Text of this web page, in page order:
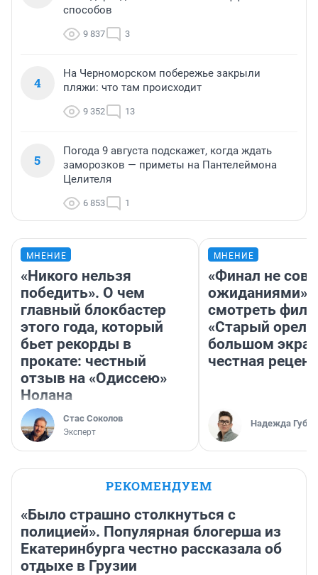
способов
9 837 3
4
На Черноморском побережье закрыли
пляжи: что там происходит
9 352 13
5
Погода 9 августа подскажет, когда ждать
заморозков — приметы на Пантелеймона
Целителя
6 853 1
МНЕНИЕ
«Никого нельзя
победить». О чем
главный блокбастер
этого года, который
бьет рекорды в
прокате: честный
отзыв на «Одиссею»
Нолана
Стас Соколов
Эксперт
МНЕНИЕ
«Финал не
ожиданиями»:
смотреть
«Старый орел»
большом
честная
Надежда
РЕКОМЕНДУЕМ
«Было страшно столкнуться с
полицией». Популярная блогерша из
Екатеринбурга честно рассказала об
отдыхе в Грузии